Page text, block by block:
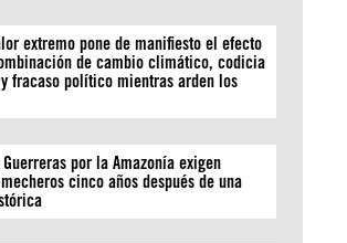
extremo pone de manifiesto el efecto
de cambio climático, codicia
fracaso político mientras arden los
por la Amazonía exigen
cinco años después de una